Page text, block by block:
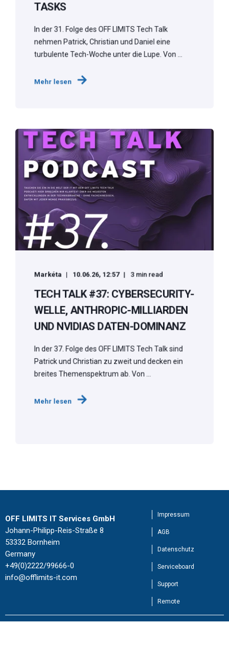
TASKS
In der 31. Folge des OFF LIMITS Tech Talk
nehmen Patrick, Christian und Daniel eine
turbulente Tech-Woche unter die Lupe. Von ...
Mehr lesen
Markéta 10.06.26, 12:57 3 min read
TECH TALK #37: CYBERSECURITY-
WELLE, ANTHROPIC-MILLIARDEN
UND NVIDIAS DATEN-DOMINANZ
In der 37. Folge des OFF LIMITS Tech Talk sind
Patrick und Christian zu zweit und decken ein
breites Themenspektrum ab. Von ...
Mehr lesen
OFF LIMITS IT Services GmbH
Johann-Philipp-Reis-Straße 8
53332 Bornheim
Germany
+49(0)2222/99666-0
info@offlimits-it.com
Impressum
AGB
Datenschutz
Serviceboard
Support
Remote